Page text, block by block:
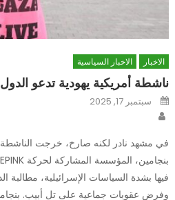
الاخبار الاخبار السياسية
ناشطة أمريكية يهودية تدعو
Posted
onسبتمبر 17, 2025
في مشهد نادر لكنه صارخ، خرجت الناشطة
فيها بشدة السياسات الإسرائيلية، مطالبة
وفرض عقوبات جماعية على تل أبيب.